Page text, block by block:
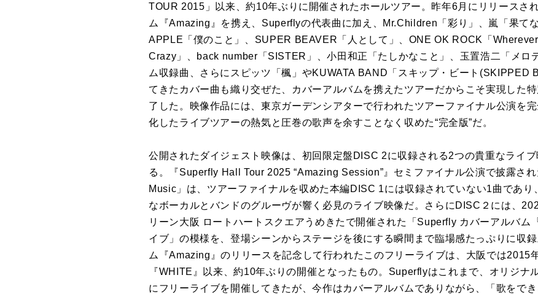
TOUR 2015」以来、約10年ぶりに開催されたホールツアー。昨年6月にリリースさ
ム『Amazing』を携え、Superflyの代表曲に加え、Mr.Children「彩り」、嵐「果て
APPLE「僕のこと」、SUPER BEAVER「人として」、ONE OK ROCK「
Crazy」、back number「SISTER」、小田和正「たしかなこと」、玉置浩二「メロ
ム収録曲、さらにスピッツ「楓」やKUWATA BAND「スキップ・ビート(SKIPPED
てきたカバー曲も織り交ぜた、カバーアルバムを携えたツアーだからこそ実現した
了した。映像作品には、東京ガーデンシアターで行われたツアーファイナル公演を
化したライブツアーの熱気と圧巻の歌声を余すことなく収めた“完全版”だ。
公開されたダイジェスト映像は、初回限定盤DISC 2に収録される2つの貴重なライ
る。『Superfly Hall Tour 2025 “Amazing Session”』セミファイナル公演で披露さ
Music」は、ツアーファイナルを収めた本編DISC 1には収録されていない1曲であ
なボーカルとバンドのグルーヴが響く必見のライブ映像だ。さらにDISC２には、
リーン大阪 ロートハートスクエアうめきたで開催された「Superfly カバーアルバム
イブ」の模様を、登場シーンからステージを後にする瞬間まで臨場感たっぷりに収
ム『Amazing』のリリースを記念して行われたこのフリーライブは、大阪では2015
『WHITE』以来、約10年ぶりの開催となったもの。Superflyはこれまで、オリジナ
にフリーライブを開催してきたが、今作はカバーアルバムでありながら、「歌をで